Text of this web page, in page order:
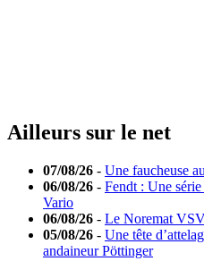
Ailleurs sur le net
07/08/26 - Une faucheuse
06/08/26 - Fendt : Une
Vario
06/08/26 - Le Noremat
05/08/26 - Une tête
andaineur Pöttinger